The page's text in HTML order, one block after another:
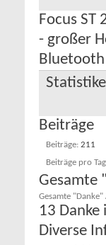
Focus ST
- großer
Bluetooth
Beiträge
Beiträge 211
Beiträge pro Tag
Gesamte
Gesamte "Danke"
13 Danke
Diverse